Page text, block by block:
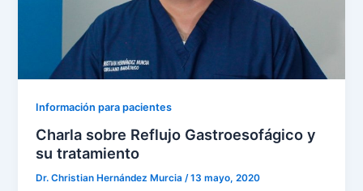
Información para pacientes
Charla sobre Reflujo Gastroesofágico y
su tratamiento
Dr. Christian Hernández Murcia/13 mayo, 2020